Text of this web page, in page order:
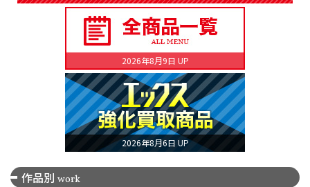
2026年8月9日 UP
2026年8月6日 UP
作品別 work